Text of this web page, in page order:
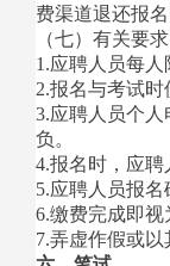
费渠道退还报名
（七）有关要求
1.应聘人员每人
2.报名与考试时
3.应聘人员个
负。
4.报名时，应
5.应聘人员报
6.缴费完成即视
7.弄虚作假或